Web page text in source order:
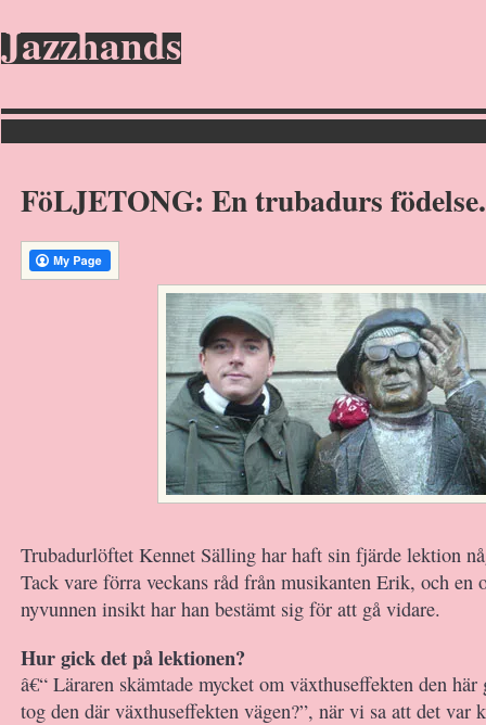
Jazzhands
FöLJETONG: En trubadurs
Trubadurlöftet Kennet Sälling har haft sin fjärde lektion
Tack vare förra veckans råd från musikanten Erik, och en
nyvunnen insikt har han bestämt sig för att gå vidare.
Hur gick det på lektionen?
â€“ Läraren skämtade mycket om växthuseffekten den här
tog den där växthuseffekten vägen?”, när vi sa att det var